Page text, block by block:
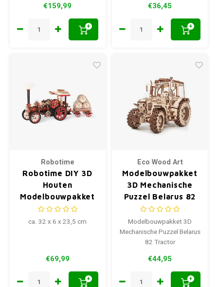
€159,99
+
€36,45
+
Robotime
Robotime DIY 3D
Houten
Modelbouwpakket
Steam Engine
ca. 32 x 6 x 23,5 cm
€69,99
+
Eco Wood Art
Modelbouwpakket
3D Mechanische
Puzzel Belarus 82
Tractor
Modelbouwpakket 3D
Mechanische Puzzel Belarus
82 Tractor
€44,95
+